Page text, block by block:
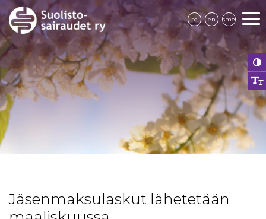
se en sme
Jäsenmaksulaskut lähetetään